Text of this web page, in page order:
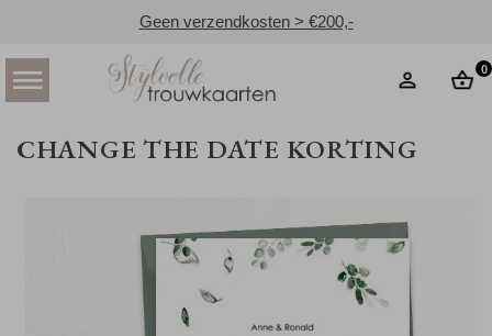
Geen verzendkosten > €200,-
0
CHANGE THE DATE KORTING